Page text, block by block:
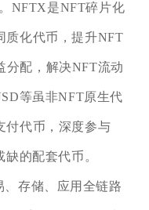
NFTX是NFT碎片化
质化代币，提升NFT
分配，解决NFT流动
等虽非NFT原生代
付代币，深度参与
的配套代币。
存储、应用全链路